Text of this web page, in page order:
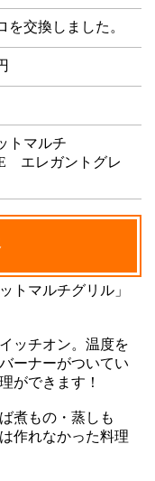
を交換しました。
トマルチ
エレガントグレ
トマルチグリル」
ッチオン。温度を
ーナーがついてい
ができます！
煮もの・蒸しも
作れなかった料理